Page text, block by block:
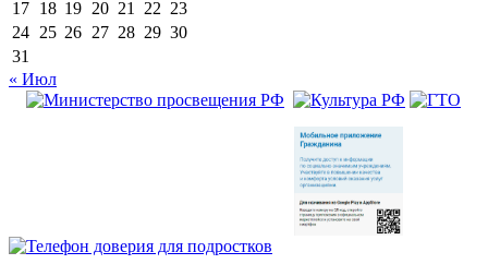
17 18 19 20 21 22 23
24 25 26 27 28 29 30
31
« Июл